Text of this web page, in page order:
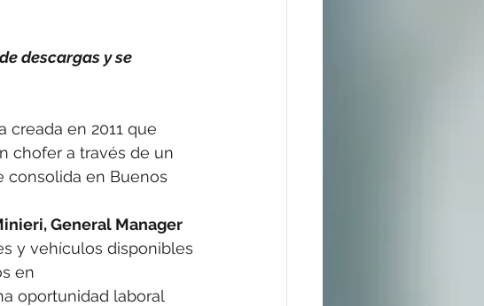
descargas y se
creada en 2011 que
chofer a través de un
consolida en Buenos
General Manager
y vehículos disponibles
en
oportunidad laboral